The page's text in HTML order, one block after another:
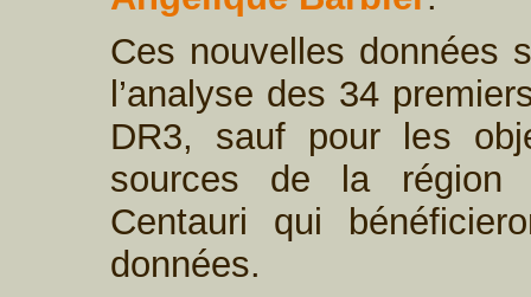
Ces nouvelles données
l’analyse des 34
DR3, sauf pour les
sources de la région
Centauri qui
données.